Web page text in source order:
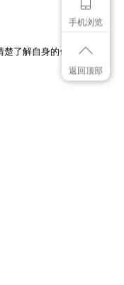
了解自身的色彩等
手机浏览
返回顶部